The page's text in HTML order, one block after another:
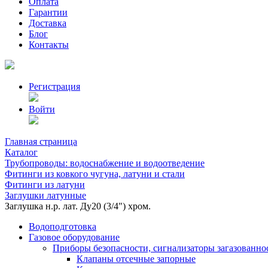
Гарантии
Доставка
Блог
Контакты
Регистрация
Войти
Главная страница
Каталог
Трубопроводы: водоснабжение и водоотведение
Фитинги из ковкого чугуна, латуни и стали
Фитинги из латуни
Заглушки латунные
Заглушка н.р. лат. Ду20 (3/4") хром.
Водоподготовка
Газовое оборудование
Приборы безопасности, сигнализаторы
Клапаны отсечные запорные